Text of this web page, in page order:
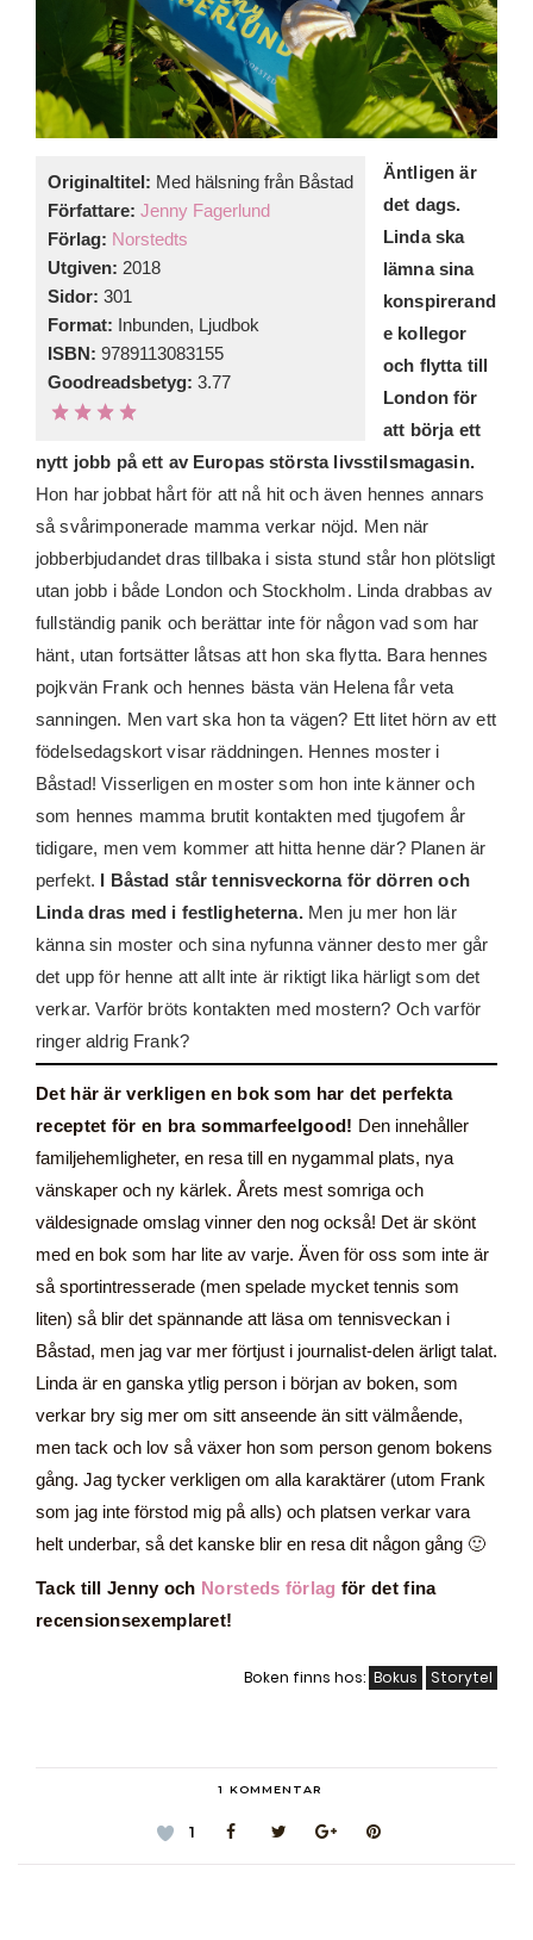
Originaltitel: Med hälsning från Båstad
Författare: Jenny Fagerlund
Förlag: Norstedts
Utgiven: 2018
Sidor: 301
Format: Inbunden, Ljudbok
ISBN: 9789113083155
Goodreadsbetyg: 3.77
Äntligen är
det dags.
Linda ska
lämna sina
konspirerand
e kollegor
och flytta till
London för
att börja ett
nytt jobb på ett av Europas största livsstilsmagasin.
Hon har jobbat hårt för att nå hit och även hennes annars
så svårimponerade mamma verkar nöjd. Men när
jobberbjudandet dras tillbaka i sista stund står hon plötsligt
utan jobb i både London och Stockholm. Linda drabbas av
fullständig panik och berättar inte för någon vad som har
hänt, utan fortsätter låtsas att hon ska flytta. Bara hennes
pojkvän Frank och hennes bästa vän Helena får veta
sanningen. Men vart ska hon ta vägen? Ett litet hörn av ett
födelsedagskort visar räddningen. Hennes moster i
Båstad! Visserligen en moster som hon inte känner och
som hennes mamma brutit kontakten med tjugofem år
tidigare, men vem kommer att hitta henne där? Planen är
perfekt. I Båstad står tennisveckorna för dörren och
Linda dras med i festligheterna.Men ju mer hon lär
känna sin moster och sina nyfunna vänner desto mer går
det upp för henne att allt inte är riktigt lika härligt som det
verkar. Varför bröts kontakten med mostern? Och varför
ringer aldrig Frank?
Det här är verkligen en bok som har det perfekta
receptet för en bra sommarfeelgood! Den innehåller
familjehemligheter, en resa till en nygammal plats, nya
vänskaper och ny kärlek. Årets mest somriga och
väldesignade omslag vinner den nog också! Det är skönt
med en bok som har lite av varje. Även för oss som inte är
så sportintresserade (men spelade mycket tennis som
liten) så blir det spännande att läsa om tennisveckan i
Båstad, men jag var mer förtjust i journalist-delen ärligt talat.
Linda är en ganska ytlig person i början av boken, som
verkar bry sig mer om sitt anseende än sitt välmående,
men tack och lov så växer hon som person genom bokens
gång. Jag tycker verkligen om alla karaktärer (utom Frank
som jag inte förstod mig på alls) och platsen verkar vara
helt underbar, så det kanske blir en resa dit någon gång 🙂
Tack till Jenny och Norsteds förlag för det fina
recensionsexemplaret!
Boken finns hos: Bokus Storytel
1 KOMMENTAR
1